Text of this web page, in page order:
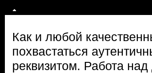
Как и любой
похвастаться
реквизитом. Работа